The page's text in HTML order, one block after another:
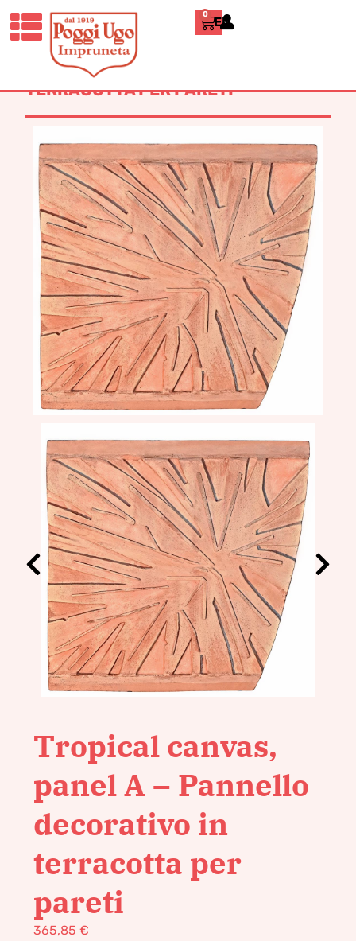
0 ENGLISH
HOME/CONTEMPORANEI/
DECORATIVI/ TROPICAL CANVAS,
PANEL A – PANNELLO DECORATIVO IN
TERRACOTTA PER PARETI
Tropical canvas,
panel A – Pannello
decorativo in
terracotta per
pareti
365,85 €